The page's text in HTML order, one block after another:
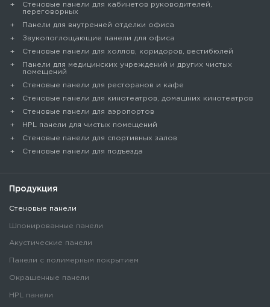
Стеновые панели для кабинетов руководителей,
переговорных
Панели для внутренней отделки офиса
Звукопоглощающие панели для офиса
Стеновые панели для холлов, коридоров, вестибюлей
Панели для медицинских учреждений и других чистых
помещений
Стеновые панели для ресторанов и кафе
Стеновые панели для кинотеатров, домашних кинотеатров
Стеновые панели для аэропортов
HPL панели для чистых помещений
Стеновые панели для спортивных залов
Стеновые панели для подъезда
Продукция
Стеновые панели
Шпонированные панели
Акустические панели
Панели с полимерным покрытием
Окрашенные панели
HPL панели